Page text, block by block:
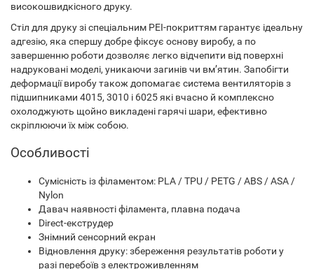
високошвидкісного друку.
Стіл для друку зі спеціальним PEI-покриттям гарантує ідеальну
адгезію, яка спершу добре фіксує основу виробу, а по
завершенню роботи дозволяє легко відчепити від поверхні
надруковані моделі, уникаючи загинів чи вм’ятин. Запобігти
деформації виробу також допомагає система вентиляторів з
підшипниками 4015, 3010 і 6025 які вчасно й комплексно
охолоджують щойно викладені гарячі шари, ефективно
скріплюючи їх між собою.
Особливості
Сумісність із філаментом: PLA / TPU / PETG / ABS / ASA /
Nylon
Давач наявності філамента, плавна подача
Direct-екструдер
Знімний сенсорний екран
Відновлення друку: збереження результатів роботи у
разі перебоїв з електроживленням